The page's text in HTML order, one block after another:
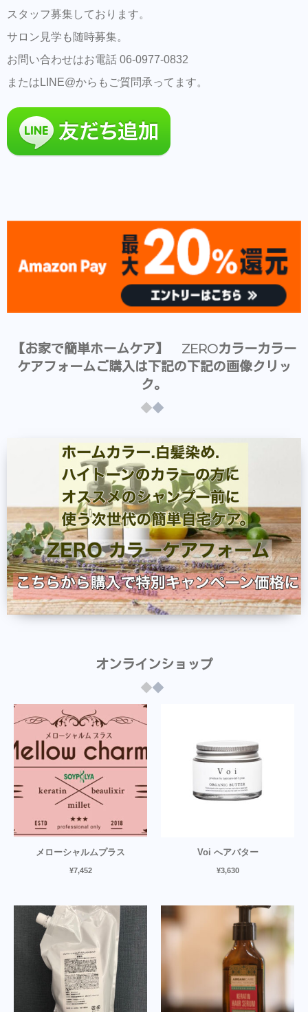
スタッフ募集しております。
サロン見学も随時募集。
お問い合わせはお電話 06-0977-0832
またはLINE@からもご質問承ってます。
【お家で簡単ホームケア】 ZEROカラーカラー
ケアフォームご購入は下記の下記の画像クリッ
ク。
オンラインショップ
メローシャルムプラス
¥7,452
Voi へアバター
¥3,630